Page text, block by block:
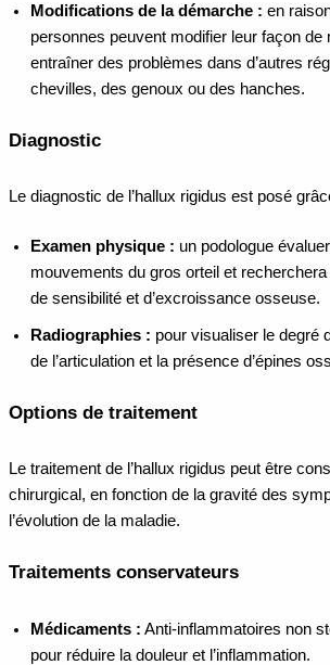
Modifications de la démarche : en
personnes peuvent modifier leur façon de
entraîner des problèmes dans d’autres
chevilles, des genoux ou des hanches.
Diagnostic
Le diagnostic de l’hallux rigidus est posé
Examen physique : un podologue
mouvements du gros orteil et recherchera
de sensibilité et d’excroissance osseuse.
Radiographies : pour visualiser le degré
de l’articulation et la présence d’épines
Options de traitement
Le traitement de l’hallux rigidus peut être
chirurgical, en fonction de la gravité des
l’évolution de la maladie.
Traitements conservateurs
Médicaments : Anti-inflammatoires non
pour réduire la douleur et l’inflammation.